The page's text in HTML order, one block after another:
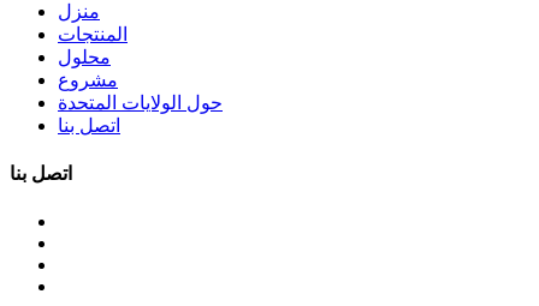
منزل
المنتجات
محلول
مشروع
حول الولايات المتحدة
اتصل بنا
اتصل بنا